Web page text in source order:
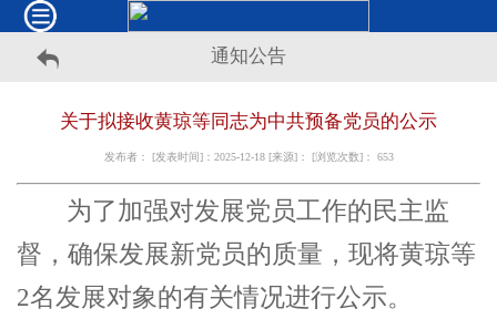
通知公告
关于拟接收黄琼等同志为中共预备党员的公示
发布者： [发表时间]：2025-12-18 [来源]： [浏览次数]： 653
为了加强对发展党员工作的民主监
督，确保发展新党员的质量，现将黄琼等
2名发展对象的有关情况进行公示。